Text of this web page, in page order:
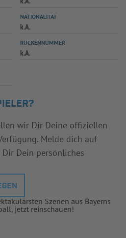
SPIELPLUS
NATIONALITÄT
k.A.
RÜCKENNUMMER
k.A.
wir Dir Deine offiziellen
Melde dich auf
Dir Dein persönliches
Szenen aus Bayerns
jetzt reinschauen!